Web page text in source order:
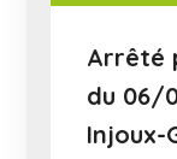
Arrêté
du 06/
Injoux-